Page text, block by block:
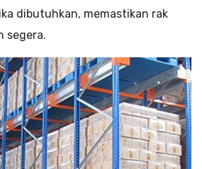
dibutuhkan, memastikan rak
segera.